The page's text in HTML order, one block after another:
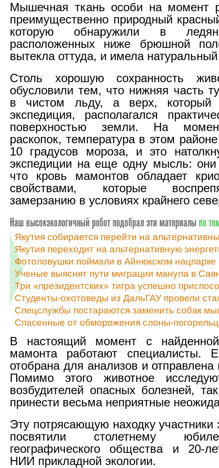
Мышечная ткань особи на момент
преимущественно природный
которую обнаружили в
расположенных ниже брюшной
вытекла оттуда, и имела
Столь хорошую сохранность
обусловили тем, что нижняя часть
в чистом льду, а верх, который
экспедиция, располагался
поверхностью земли. На
раскопок, температура в этом
10 градусов мороза, и это
экспедиции на еще одну мысль: они
что кровь мамонтов обладает
свойствами, которые
замерзанию в условиях крайнего
Якутия собирается перейти на
Якутия переходит на альтернативную
Фотоловушки поймали в Айнюкском нацпарке
Ученые выяснят пути миграции манула в
Три «президентских» тигра успешно
Студенты-охотоведы из ДальГАУ провели
Спецслужбы постараются заменить собак
Спасенные от обморожения слоны-
В настоящий момент с
мамонта работают специалисты.
отобрана для анализов и
Помимо этого животное
возбудителей опасных болезней,
принести весьма неприятные
Эту потрясающую находку участники
посвятили столетнему
географического общества и 20-
НИИ прикладной экологии.